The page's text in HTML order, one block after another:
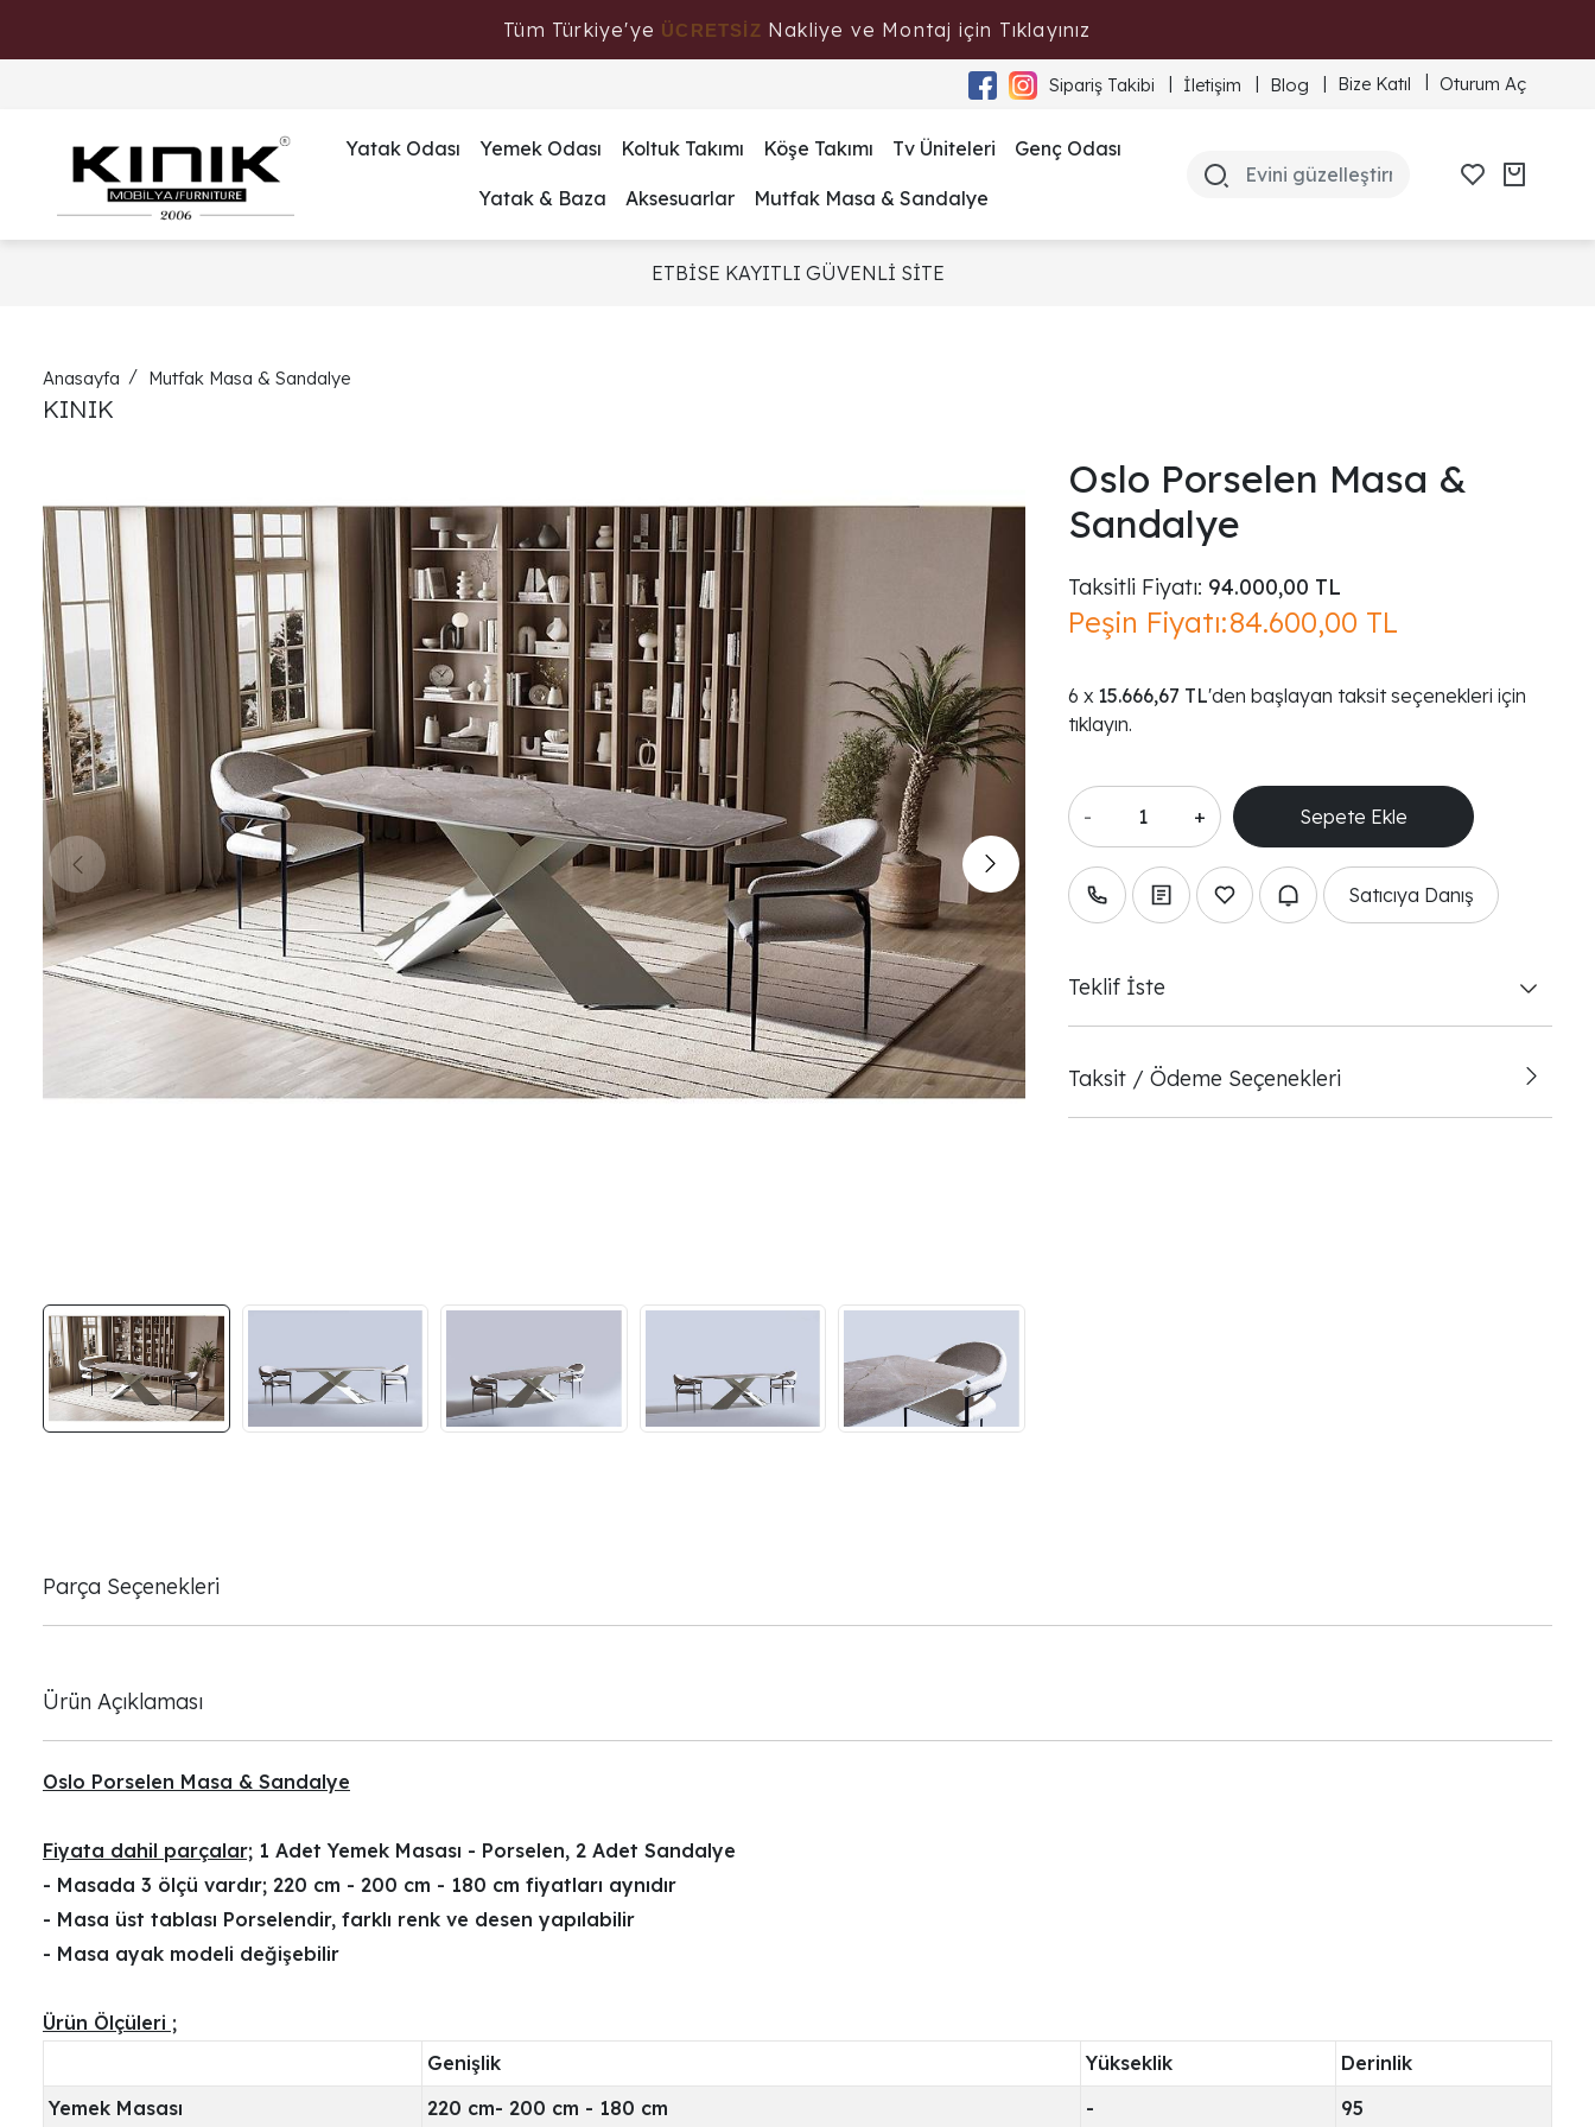
Tüm Türkiye'ye ÜCRETSİZ Nakliye ve Montaj için Tıklayınız
Sipariş Takibi İletişim Blog Bize Katıl Oturum Aç
Yatak Odası Yemek Odası Koltuk Takımı Köşe Takımı Tv Üniteleri Genç Odası
Yatak & Baza Aksesuarlar Mutfak Masa & Sandalye
ETBİSE KAYITLI GÜVENLİ SİTE
Anasayfa Mutfak Masa & Sandalye
KINIK
Oslo Porselen Masa &
Sandalye
Taksitli Fiyatı: 94.000,00 TL
Peşin Fiyatı:84.600,00 TL
15.666,67 TL'den başlayan taksit seçenekleri için
tıklayın.
- +
Satıcıya Danış
Teklif İste
Taksit / Ödeme Seçenekleri
Parça Seçenekleri
Ürün Açıklaması
Oslo Porselen Masa & Sandalye
Fiyata dahil parçalar; 1 Adet Yemek Masası - Porselen, 2 Adet Sandalye
- Masada 3 ölçü vardır; 220 cm - 200 cm - 180 cm fiyatları aynıdır
- Masa üst tablası Porselendir, farklı renk ve desen yapılabilir
- Masa ayak modeli değişebilir
Ürün Ölçüleri ;
Genişlik
Yükseklik
Derinlik
Yemek Masası
220 cm- 200 cm - 180 cm - 95